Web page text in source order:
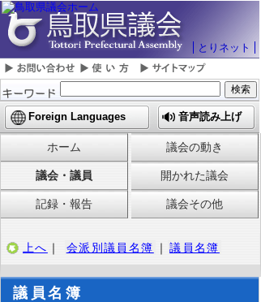
とりネット
Foreign Languages 音声読み上げ
ホーム 議会の動き
議会・議員 開かれた議会
記録・報告 議会その他
上へ ｜ 会派別議員名簿 ｜ 議員名簿
議員名簿